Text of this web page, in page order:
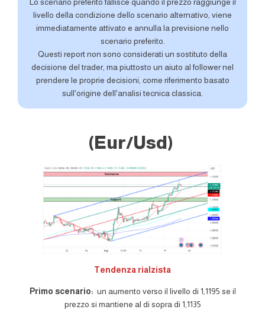
livello della condizione dello scenario alternativo, viene
immediatamente attivato e annulla la previsione nello
scenario preferito.
Questi report non sono considerati un sostituto della
decisione del trader, ma piuttosto un aiuto al follower nel
prendere le proprie decisioni, come riferimento basato
sull'origine dell'analisi tecnica classica.
(Eur/Usd)
Tendenza rialzista
Primo scenario: un aumento verso il livello di 1,1195 se il
prezzo si mantiene al di sopra di 1,1135